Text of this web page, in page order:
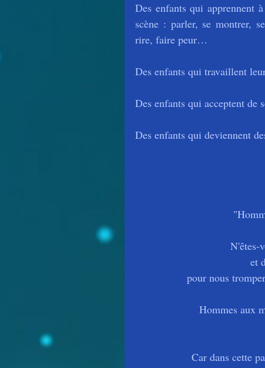
Des enfants qui apprennent
scène : parler, se montrer,
rire, faire peur…
Des enfants qui travaillent
Des enfants qui acceptent
Des enfants qui deviennent
N'êtes-
et
pour nous
Hommes aux
Car dans cette